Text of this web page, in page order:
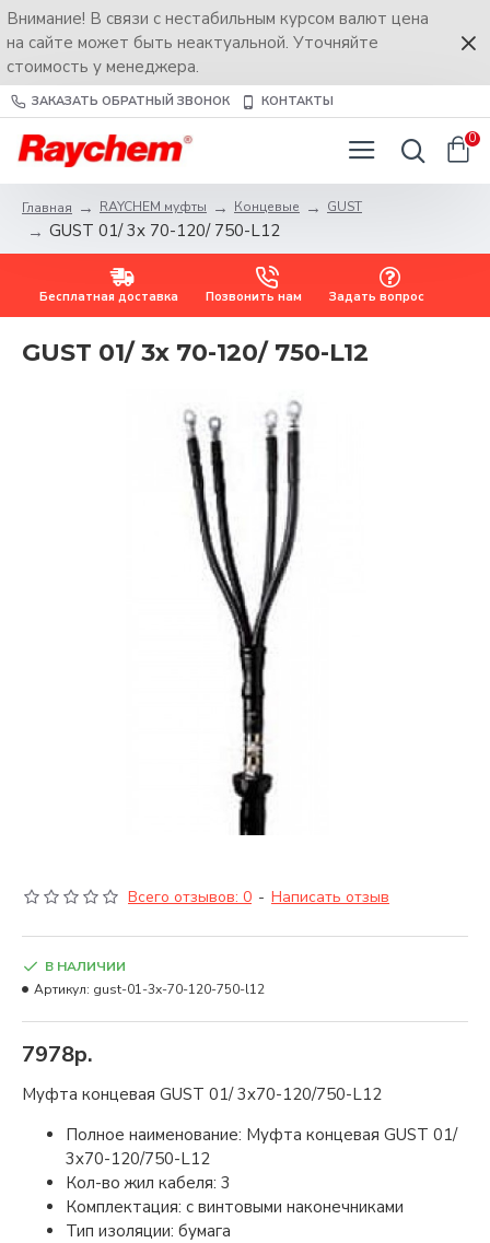
Внимание! В связи с нестабильным курсом валют цена
на сайте может быть неактуальной. Уточняйте
стоимость у менеджера.
ЗАКАЗАТЬ ОБРАТНЫЙ ЗВОНОК КОНТАКТЫ
0
Главная RAYCHEM муфты Концевые GUST
GUST 01/ 3x 70-120/ 750-L12
Бесплатная доставка Позвонить нам Задать вопрос
GUST 01/ 3x 70-120/ 750-L12
Всего отзывов: 0 - Написать отзыв
7978р.
В НАЛИЧИИ
Артикул: gust-01-3x-70-120-750-l12
Муфта концевая GUST 01/ 3x70-120/750-L12
Полное наименование: Муфта концевая GUST 01/
3x70-120/750-L12
Кол-во жил кабеля: 3
Комплектация: с винтовыми наконечниками
Тип изоляции: бумага